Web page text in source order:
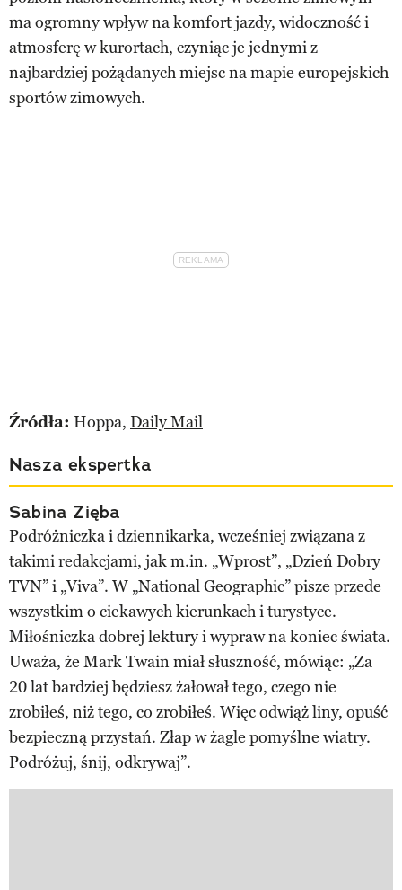
ma ogromny wpływ na komfort jazdy, widoczność i
atmosferę w kurortach, czyniąc je jednymi z
najbardziej pożądanych miejsc na mapie europejskich
sportów zimowych.
Źródła: Hoppa, Daily Mail
Nasza ekspertka
Sabina Zięba
Podróżniczka i dziennikarka, wcześniej związana z
takimi redakcjami, jak m.in. „Wprost”, „Dzień Dobry
TVN” i „Viva”. W „National Geographic” pisze przede
wszystkim o ciekawych kierunkach i turystyce.
Miłośniczka dobrej lektury i wypraw na koniec świata.
Uważa, że Mark Twain miał słuszność, mówiąc: „Za
20 lat bardziej będziesz żałował tego, czego nie
zrobiłeś, niż tego, co zrobiłeś. Więc odwiąż liny, opuść
bezpieczną przystań. Złap w żagle pomyślne wiatry.
Podróżuj, śnij, odkrywaj”.